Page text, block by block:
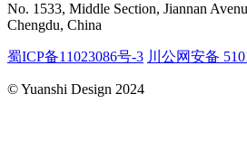
No. 1533, Middle Section, Jiannan
Chengdu, China
蜀ICP备11023086号-3 川公网安备
© Yuanshi Design 2024